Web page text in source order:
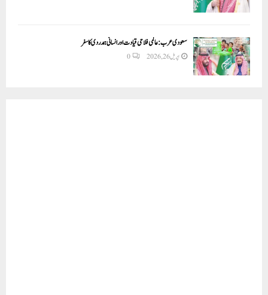
سعودی عرب: عالمی فلاحی قیادت اور انسانی ہمدردی کا سفر
اپریل 26, 2026 0